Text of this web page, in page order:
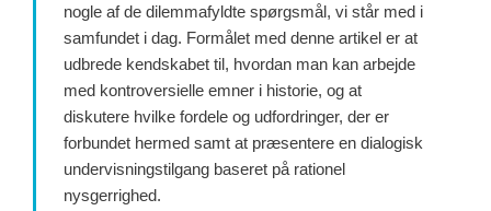
nogle af de dilemmafyldte spørgsmål, vi står med i
samfundet i dag. Formålet med denne artikel er at
udbrede kendskabet til, hvordan man kan arbejde
med kontroversielle emner i historie, og at
diskutere hvilke fordele og udfordringer, der er
forbundet hermed samt at præsentere en dialogisk
undervisningstilgang baseret på rationel
nysgerrighed.